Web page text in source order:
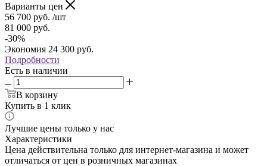
Варианты цен
56 700 руб. /шт
81 000 руб.
-30%
Экономия 24 300 руб.
Подробности
Есть в наличии
В корзину
Купить в 1 клик
Лучшие цены только у нас
Характеристики
Цена действительна только для интернет-магазина и может
отличаться от цен в розничных магазинах